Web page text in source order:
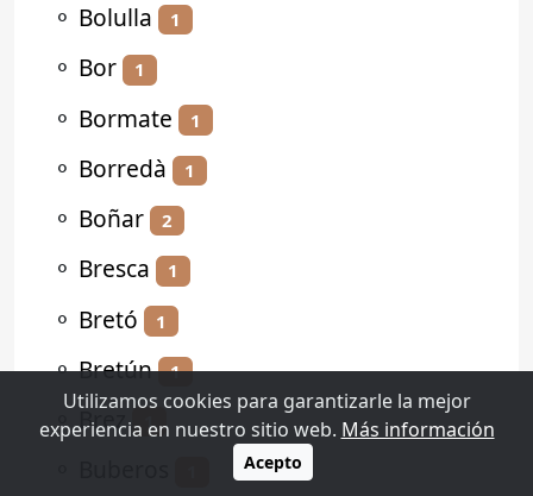
⚬ Bolulla 1
⚬ Bor 1
⚬ Bormate 1
⚬ Borredà 1
⚬ Boñar 2
⚬ Bresca 1
⚬ Bretó 1
⚬Bretún 1
⚬Brez 1
Utilizamos cookies para garantizarle la mejor
experiencia en nuestro sitio web. Más información
Acepto